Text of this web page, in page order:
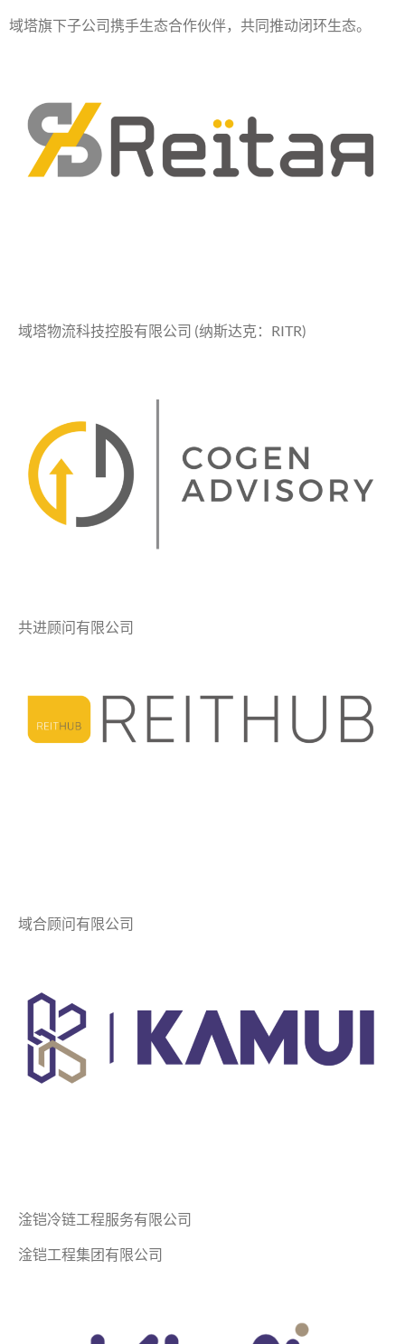
域塔旗下子公司携手生态合作伙伴，共同推动闭环生态。
域塔物流科技控股有限公司 (纳斯达克：RITR)
共进顾问有限公司
域合顾问有限公司
淦铠冷链工程服务有限公司
淦铠工程集团有限公司